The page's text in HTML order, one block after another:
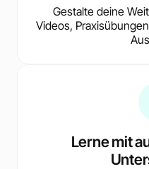
Gestalte deine
Videos,
Lerne mit